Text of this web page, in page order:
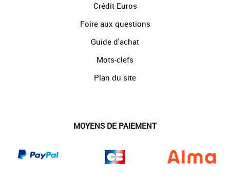
Crédit Euros
Foire aux questions
Guide d'achat
Mots-clefs
Plan du site
MOYENS DE PAIEMENT